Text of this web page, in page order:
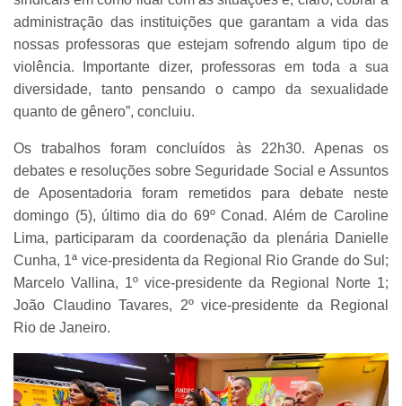
administração das instituições que garantam a vida das
nossas professoras que estejam sofrendo algum tipo de
violência. Importante dizer, professoras em toda a sua
diversidade, tanto pensando o campo da sexualidade
quanto de gênero”, concluiu.
Os trabalhos foram concluídos às 22h30. Apenas os
debates e resoluções sobre Seguridade Social e Assuntos
de Aposentadoria foram remetidos para debate neste
domingo (5), último dia do 69º Conad. Além de Caroline
Lima, participaram da coordenação da plenária Danielle
Cunha, 1ª vice-presidenta da Regional Rio Grande do Sul;
Marcelo Vallina, 1º vice-presidente da Regional Norte 1;
João Claudino Tavares, 2º vice-presidente da Regional
Rio de Janeiro.